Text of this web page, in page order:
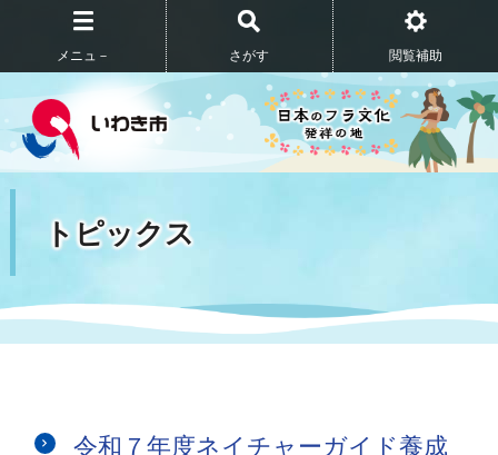
メニュ－ さがす 閲覧補助
トピックス
令和７年度ネイチャーガイド養成